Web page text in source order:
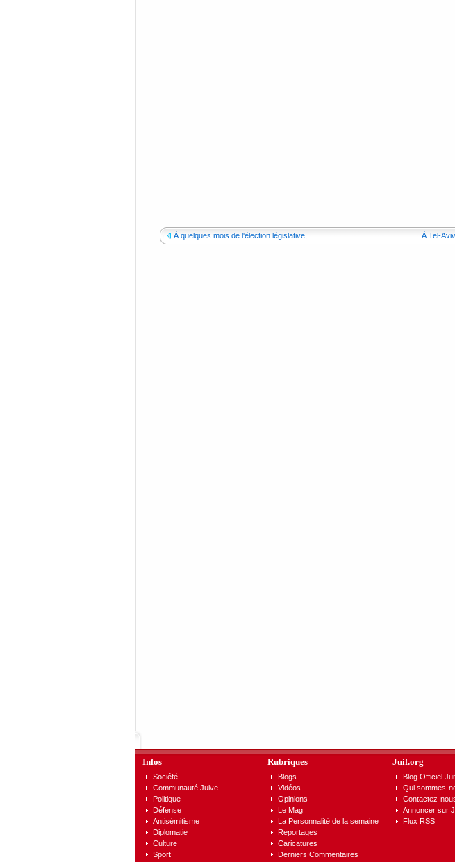
À quelques mois de l'élection législative,... À Tel-
Infos
Société
Communauté Juive
Politique
Défense
Antisémitisme
Diplomatie
Culture
Sport
Rubriques
Blogs
Vidéos
Opinions
Le Mag
La Personnalité de la semaine
Reportages
Caricatures
Derniers Commentaires
Juif.org
Blog Officiel
Qui sommes-
Contactez-
Annoncer sur
Flux RSS